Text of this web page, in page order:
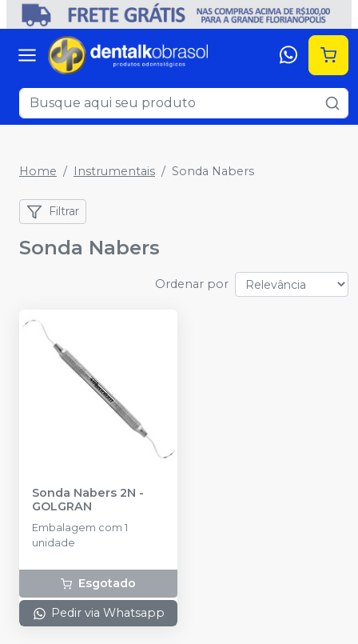
Home Instrumentais Sonda Nabers
Filtrar
Sonda Nabers
Ordenar por
Sonda Nabers 2N -
GOLGRAN
Embalagem com 1
unidade
Esgotado
Pedir via Whatsapp